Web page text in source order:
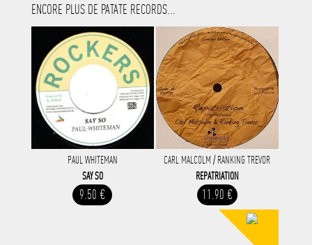
ENCORE PLUS DE PATATE RECORDS...
PAUL WHITEMAN
SAY SO
9.50 €
CARL MALCOLM / RANKING TREVOR
REPATRIATION
11.90 €